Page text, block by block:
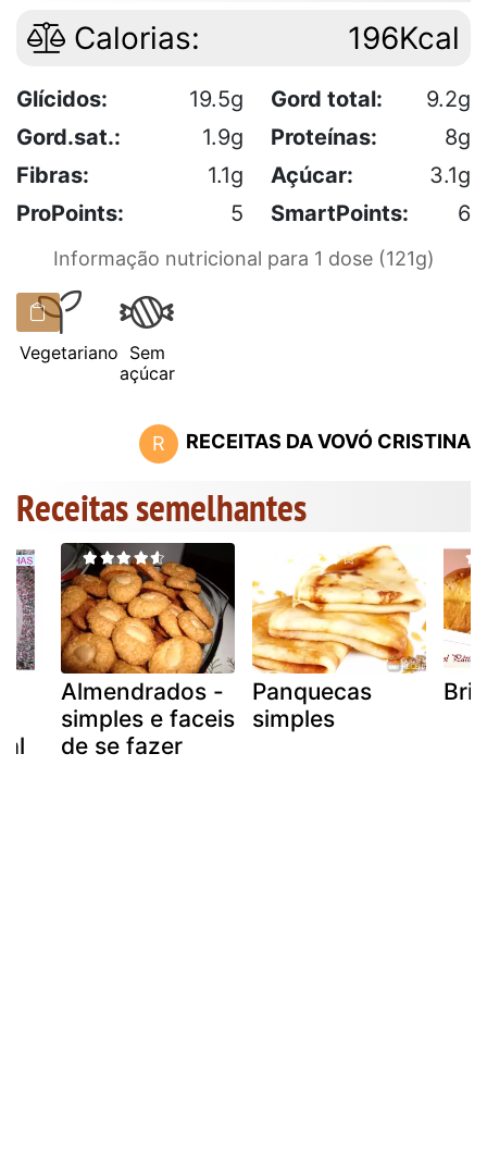
Calorias: 196Kcal
Glícidos: 19.5g Gord total:
9.2g
Gord.sat.:
1.9g Proteínas:
8g
Fibras:
1.1g Açúcar:
3.1g
ProPoints:
5 SmartPoints: 6
Informação nutricional para 1 dose (121g)
Vegetariano Sem
açúcar
R RECEITAS DA VOVÓ CRISTINA
Receitas semelhantes
Almendrados -
simples e faceis
de se fazer
Panquecas
simples